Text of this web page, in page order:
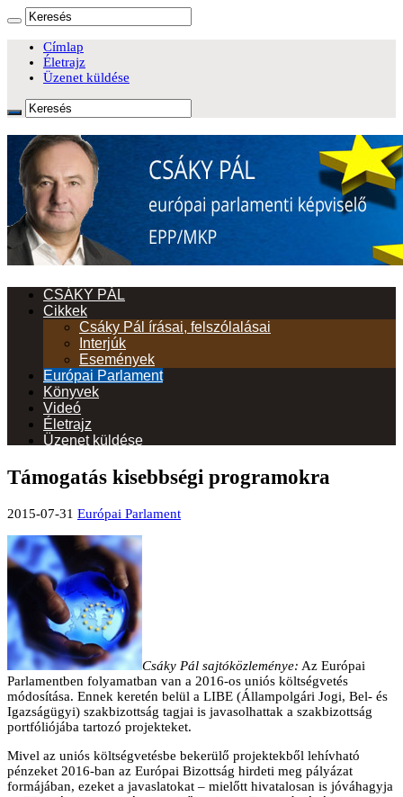
Címlap
Életrajz
Üzenet küldése
CSÁKY PÁL
Cikkek
Csáky Pál írásai, felszólalásai
Interjúk
Események
Európai Parlament
Könyvek
Videó
Életrajz
Üzenet küldése
Támogatás kisebbségi programokra
2015-07-31 Európai Parlament
Csáky Pál sajtóközleménye: Az Európai
Parlamentben folyamatban van a 2016-os uniós költségvetés
módosítása. Ennek keretén belül a LIBE (Állampolgári Jogi, Bel- és
Igazságügyi) szakbizottság tagjai is javasolhattak a szakbizottság
portfóliójába tartozó projekteket.
Mivel az uniós költségvetésbe bekerülő projektekből lehívható
pénzeket 2016-ban az Európai Bizottság hirdeti meg pályázat
formájában, ezeket a javaslatokat – mielőtt hivatalosan is jóváhagyja